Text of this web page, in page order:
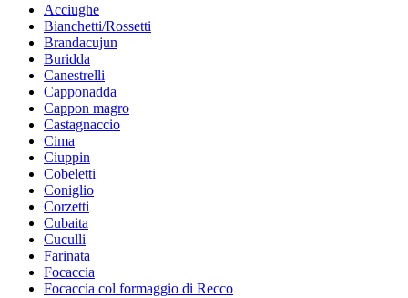
Acciughe
Bianchetti/Rossetti
Brandacujun
Buridda
Canestrelli
Capponadda
Cappon magro
Castagnaccio
Cima
Ciuppin
Cobeletti
Coniglio
Corzetti
Cubaita
Cuculli
Farinata
Focaccia
Focaccia col formaggio di Recco